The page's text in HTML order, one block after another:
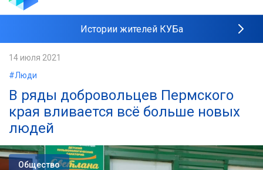
Истории жителей КУБа
14 июля 2021
#Люди
В ряды добровольцев Пермского
края вливается всё больше новых
людей
Общество